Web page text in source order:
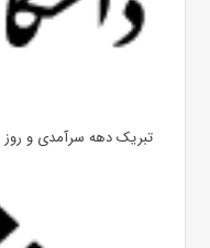
تبریک دهه سرآمدی و روز